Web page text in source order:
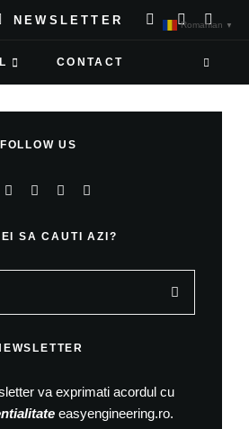
NEWSLETTER
CONTACT
FOLLOW US
SA CAUTI AZI?
va exprimati acordul cu
easyengineering.ro.
Romanian ▼